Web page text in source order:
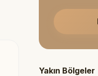
Yakın Bölgeler